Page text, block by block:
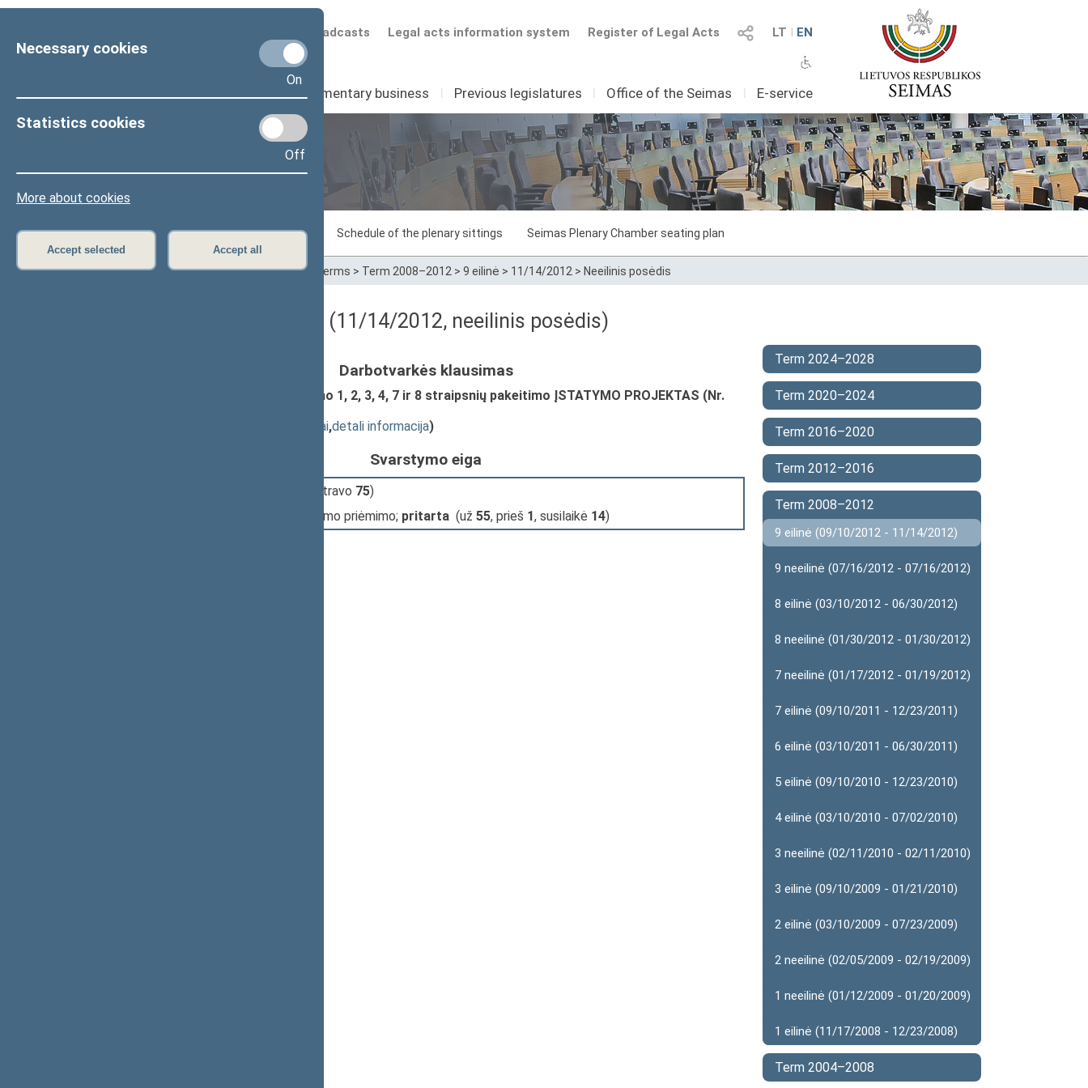
Necessary cookies
On
Statistics cookies
Off
More about cookies
Accept selected Accept all
LT I EN
Register of Legal Acts
Legal acts information system
Scheduled broadcasts
Seimas I Parliamentary business I Previous legislatures I Office of the Seimas I E-service
Sitting in progress Plenary sittings Schedule of the plenary sittings Seimas Plenary Chamber seating plan
Home>Plenary sittings>Parliamentary terms > Term 2008–2012 > 9 eilinė > 11/14/2012 > Neeilinis posėdis
Darbotvarkės klausimas (11/14/2012, neeilinis posėdis)
Darbotvarkės klausimas
Pensijų sistemos reformos įstatymo 1, 2, 3, 4, 7 ir 8 straipsnių pakeitimo ĮSTATYMO PROJEKTAS (Nr.
susiję dokumentai,detali informacija)
Svarstymo eiga
(užsiregistravo 75)
dėl įstatymo priėmimo; pritarta (už 55, prieš 1, susilaikė 14)
Term 2024–2028
Term 2020–2024
Term 2016–2020
Term 2012–2016
Term 2008–2012
9 eilinė (09/10/2012 - 11/14/2012)
9 neeilinė (07/16/2012 - 07/16/2012)
8 eilinė (03/10/2012 - 06/30/2012)
8 neeilinė (01/30/2012 - 01/30/2012)
7 neeilinė (01/17/2012 - 01/19/2012)
7 eilinė (09/10/2011 - 12/23/2011)
6 eilinė (03/10/2011 - 06/30/2011)
5 eilinė (09/10/2010 - 12/23/2010)
4 eilinė (03/10/2010 - 07/02/2010)
3 neeilinė (02/11/2010 - 02/11/2010)
3 eilinė (09/10/2009 - 01/21/2010)
2 eilinė (03/10/2009 - 07/23/2009)
2 neeilinė (02/05/2009 - 02/19/2009)
1 neeilinė (01/12/2009 - 01/20/2009)
1 eilinė (11/17/2008 - 12/23/2008)
Term 2004–2008